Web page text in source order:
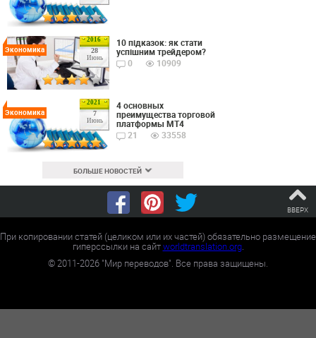
2016
28
Июнь
Экономика
10 підказок: як стати
успішним трейдером?
0
10909
2021
7
Июнь
Экономика
4 основных
преимущества торговой
платформы MT4
21
33558
БОЛЬШЕ НОВОСТЕЙ
ВВЕРХ
При копировании статей (целиком или их частей) обязательно размещение
гиперссылки на сайтworldtranslation.org.
©2011-2026 "Мир переводов". Все права защищены.